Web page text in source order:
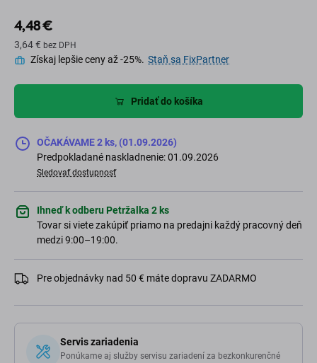
4,48 €
3,64 € bez DPH
Získaj lepšie ceny až -25%. Staň sa FixPartner
Pridať do košíka
OČAKÁVAME 2 ks, (01.09.2026)
Predpokladané naskladnenie: 01.09.2026
Sledovať dostupnosť
Ihneď k odberu Petržalka 2 ks
Tovar si viete zakúpiť priamo na predajni každý pracovný deň
medzi 9:00–19:00.
Pre objednávky nad 50 € máte dopravu ZADARMO
Servis zariadenia
Ponúkame aj služby servisu zariadení za bezkonkurenčné